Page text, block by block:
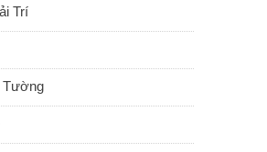
Trí
Tường